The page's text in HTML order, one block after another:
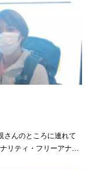
さんのところに連れて
リティ・フリーアナ…